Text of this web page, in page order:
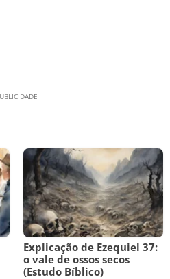
Explicação de Ezequiel 37:
o vale de ossos secos
(Estudo Bíblico)